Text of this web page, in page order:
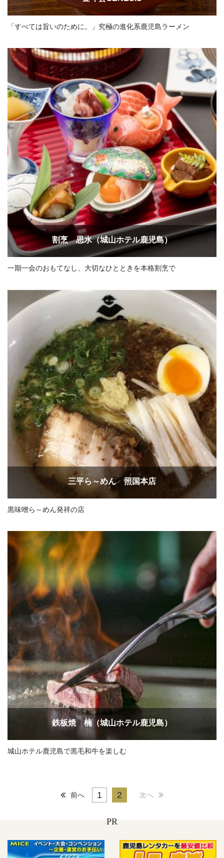
「すべては旨いのために。」究極の進化系鹿児島ラーメン
割烹 思水（城山ホテル鹿児島）
一期一会のおもてなし、大切なひとときを本格割烹で
三平ら～めん 照国本店
黒味噌ら～めん発祥の店
鉄板焼 楠（城山ホテル鹿児島）
城山ホテル鹿児島で黒毛和牛を楽しむ
前へ 1 2 次へ
PR